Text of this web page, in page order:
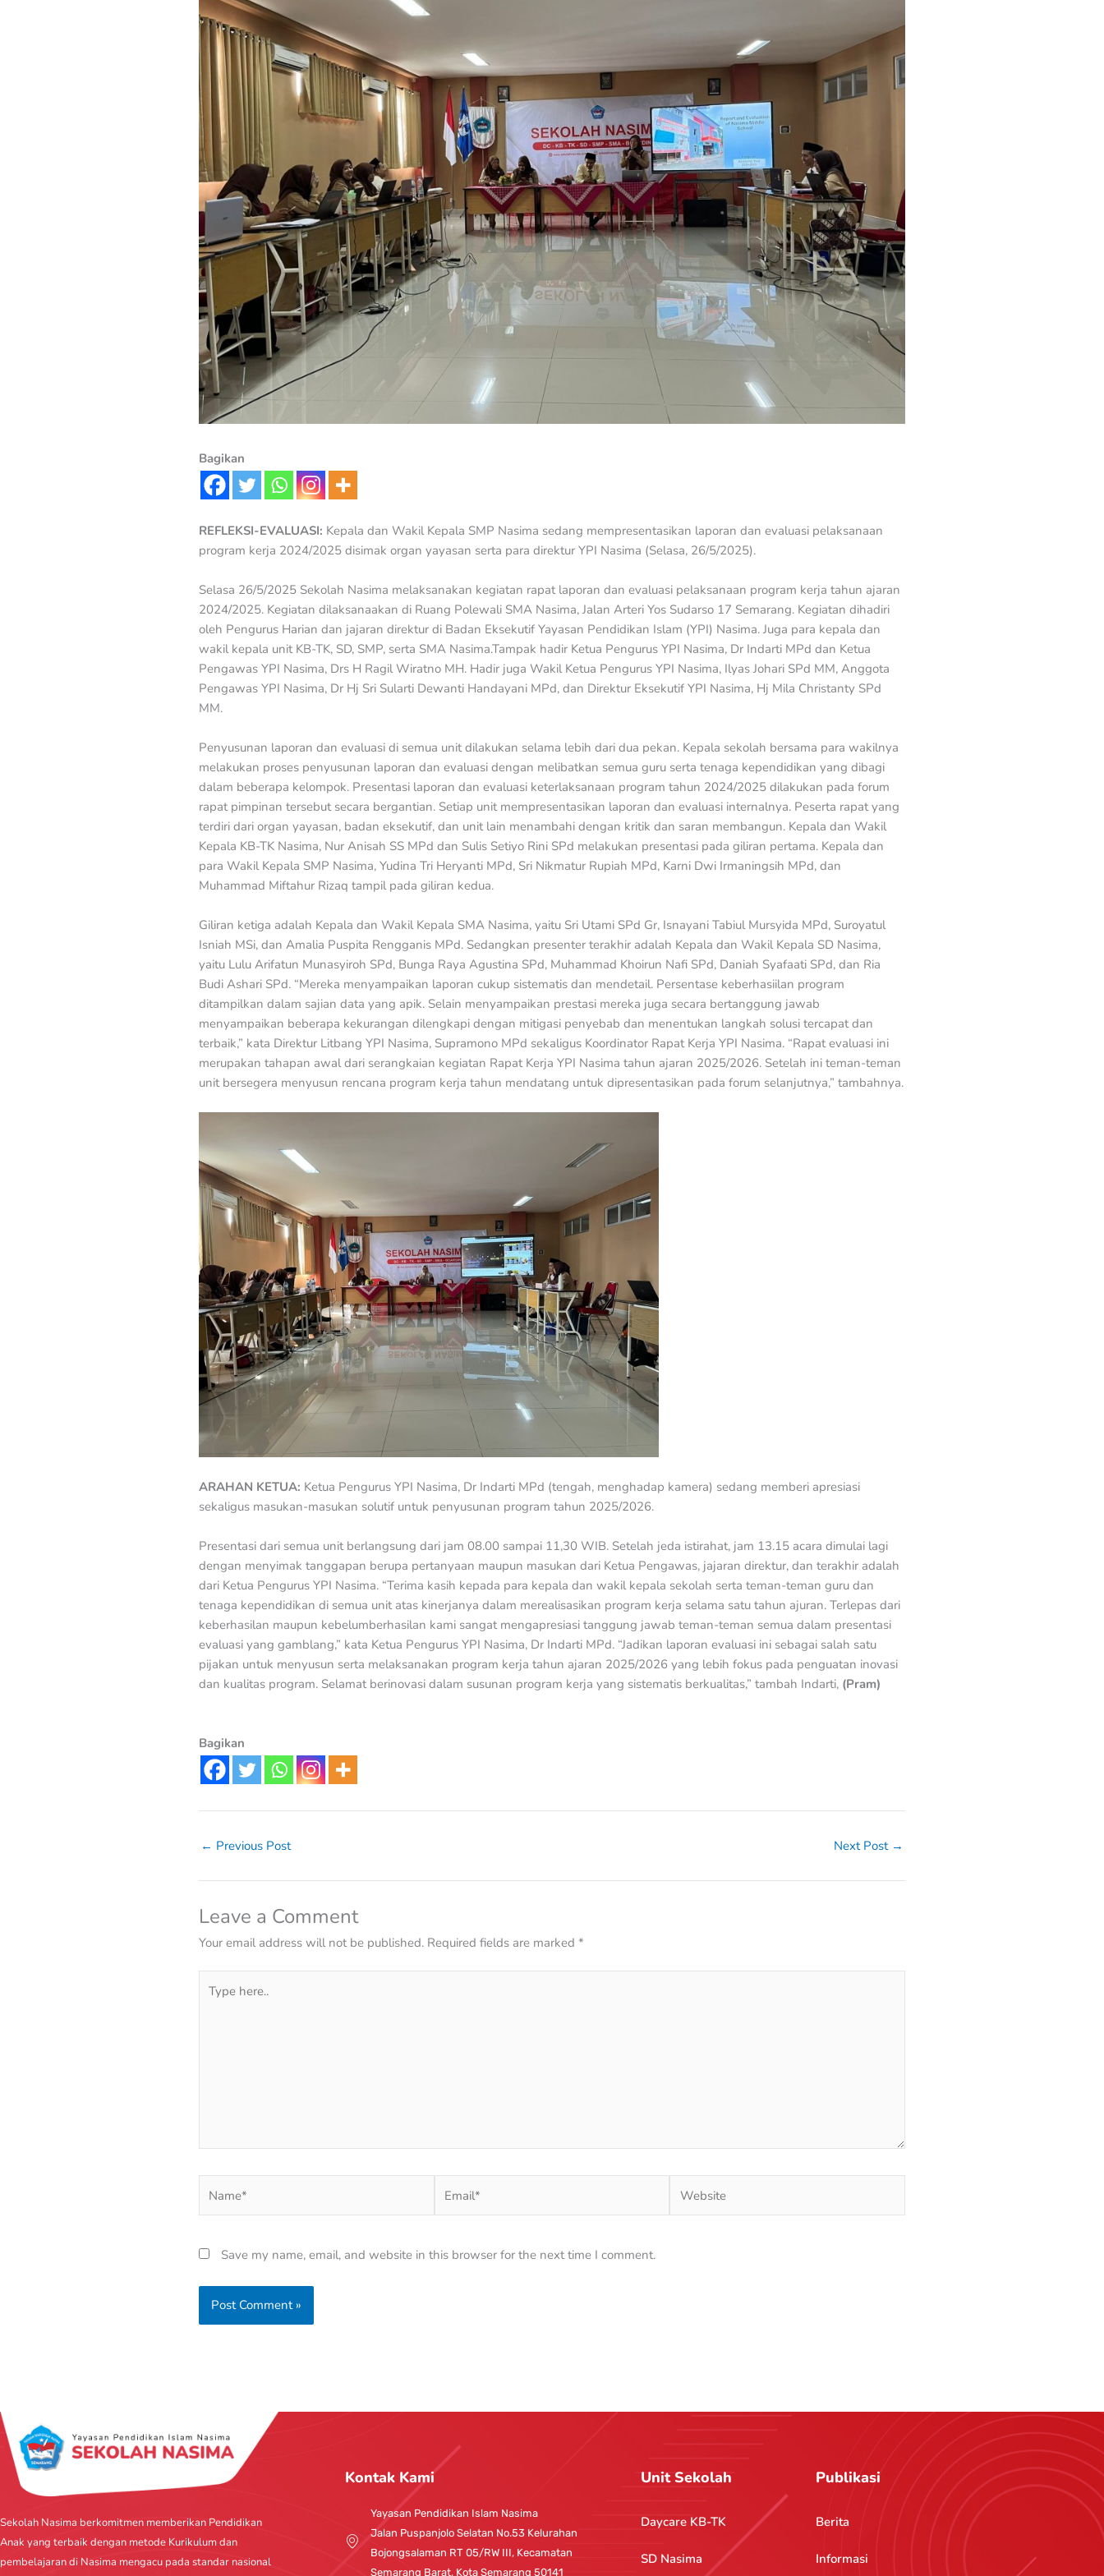
Bagikan
REFLEKSI-EVALUASI: Kepala dan Wakil Kepala SMP Nasima sedang mempresentasikan laporan dan evaluasi pelaksanaan
program kerja 2024/2025 disimak organ yayasan serta para direktur YPI Nasima (Selasa, 26/5/2025).
Selasa 26/5/2025 Sekolah Nasima melaksanakan kegiatan rapat laporan dan evaluasi pelaksanaan program kerja tahun ajaran
2024/2025. Kegiatan dilaksanaakan di Ruang Polewali SMA Nasima, Jalan Arteri Yos Sudarso 17 Semarang. Kegiatan dihadiri
oleh Pengurus Harian dan jajaran direktur di Badan Eksekutif Yayasan Pendidikan Islam (YPI) Nasima. Juga para kepala dan
wakil kepala unit KB-TK, SD, SMP, serta SMA Nasima.Tampak hadir Ketua Pengurus YPI Nasima, Dr Indarti MPd dan Ketua
Pengawas YPI Nasima, Drs H Ragil Wiratno MH. Hadir juga Wakil Ketua Pengurus YPI Nasima, Ilyas Johari SPd MM, Anggota
Pengawas YPI Nasima, Dr Hj Sri Sularti Dewanti Handayani MPd, dan Direktur Eksekutif YPI Nasima, Hj Mila Christanty SPd
MM.
Penyusunan laporan dan evaluasi di semua unit dilakukan selama lebih dari dua pekan. Kepala sekolah bersama para wakilnya
melakukan proses penyusunan laporan dan evaluasi dengan melibatkan semua guru serta tenaga kependidikan yang dibagi
dalam beberapa kelompok. Presentasi laporan dan evaluasi keterlaksanaan program tahun 2024/2025 dilakukan pada forum
rapat pimpinan tersebut secara bergantian. Setiap unit mempresentasikan laporan dan evaluasi internalnya. Peserta rapat yang
terdiri dari organ yayasan, badan eksekutif, dan unit lain menambahi dengan kritik dan saran membangun. Kepala dan Wakil
Kepala KB-TK Nasima, Nur Anisah SS MPd dan Sulis Setiyo Rini SPd melakukan presentasi pada giliran pertama. Kepala dan
para Wakil Kepala SMP Nasima, Yudina Tri Heryanti MPd, Sri Nikmatur Rupiah MPd, Karni Dwi Irmaningsih MPd, dan
Muhammad Miftahur Rizaq tampil pada giliran kedua.
Giliran ketiga adalah Kepala dan Wakil Kepala SMA Nasima, yaitu Sri Utami SPd Gr, Isnayani Tabiul Mursyida MPd, Suroyatul
Isniah MSi, dan Amalia Puspita Rengganis MPd. Sedangkan presenter terakhir adalah Kepala dan Wakil Kepala SD Nasima,
yaitu Lulu Arifatun Munasyiroh SPd, Bunga Raya Agustina SPd, Muhammad Khoirun Nafi SPd, Daniah Syafaati SPd, dan Ria
Budi Ashari SPd. “Mereka menyampaikan laporan cukup sistematis dan mendetail. Persentase keberhasiilan program
ditampilkan dalam sajian data yang apik. Selain menyampaikan prestasi mereka juga secara bertanggung jawab
menyampaikan beberapa kekurangan dilengkapi dengan mitigasi penyebab dan menentukan langkah solusi tercapat dan
terbaik,” kata Direktur Litbang YPI Nasima, Supramono MPd sekaligus Koordinator Rapat Kerja YPI Nasima. “Rapat evaluasi ini
merupakan tahapan awal dari serangkaian kegiatan Rapat Kerja YPI Nasima tahun ajaran 2025/2026. Setelah ini teman-teman
unit bersegera menyusun rencana program kerja tahun mendatang untuk dipresentasikan pada forum selanjutnya,” tambahnya.
ARAHAN KETUA: Ketua Pengurus YPI Nasima, Dr Indarti MPd (tengah, menghadap kamera) sedang memberi apresiasi
sekaligus masukan-masukan solutif untuk penyusunan program tahun 2025/2026.
Presentasi dari semua unit berlangsung dari jam 08.00 sampai 11,30 WIB. Setelah jeda istirahat, jam 13.15 acara dimulai lagi
dengan menyimak tanggapan berupa pertanyaan maupun masukan dari Ketua Pengawas, jajaran direktur, dan terakhir adalah
dari Ketua Pengurus YPI Nasima. “Terima kasih kepada para kepala dan wakil kepala sekolah serta teman-teman guru dan
tenaga kependidikan di semua unit atas kinerjanya dalam merealisasikan program kerja selama satu tahun ajuran. Terlepas dari
keberhasilan maupun kebelumberhasilan kami sangat mengapresiasi tanggung jawab teman-teman semua dalam presentasi
evaluasi yang gamblang,” kata Ketua Pengurus YPI Nasima, Dr Indarti MPd. “Jadikan laporan evaluasi ini sebagai salah satu
pijakan untuk menyusun serta melaksanakan program kerja tahun ajaran 2025/2026 yang lebih fokus pada penguatan inovasi
dan kualitas program. Selamat berinovasi dalam susunan program kerja yang sistematis berkualitas,” tambah Indarti, (Pram)
Bagikan
← Previous Post Next Post →
Leave a Comment
Your email address will not be published. Required fields are marked *
here..
Save my name, email, and website in this browser for the next time I comment.
Sekolah Nasima berkomitmen memberikan Pendidikan
Anak yang terbaik dengan metode Kurikulum dan
pembelajaran di Nasima mengacu pada standar nasional
Kontak Kami
Yayasan Pendidikan Islam Nasima
Jalan Puspanjolo Selatan No.53 Kelurahan
Bojongsalaman RT 05/RW III, Kecamatan
Semarang Barat, Kota Semarang 50141
Unit Sekolah
Daycare KB-TK
SD Nasima
Publikasi
Berita
Informasi